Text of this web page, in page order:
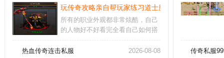
玩传奇攻略亲自帮玩家练习道士魔法盾？
所有的职业外观都非常炫酷，自己
的人物好不好看完全看自己如何搭
入了全新的战斗元素，带玩家体验
热血传奇连击私服 2026-08-08 传奇私服